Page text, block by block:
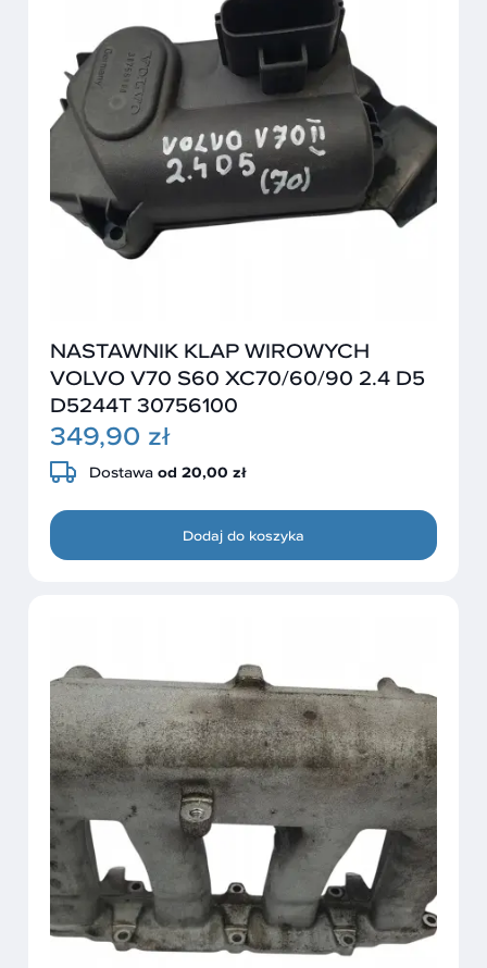
NASTAWNIK KLAP WIROWYCH
VOLVO V70 S60 XC70/60/90 2.4 D5
D5244T 30756100
349,90 zł
Dostawa od 20,00 zł
Dodaj do koszyka